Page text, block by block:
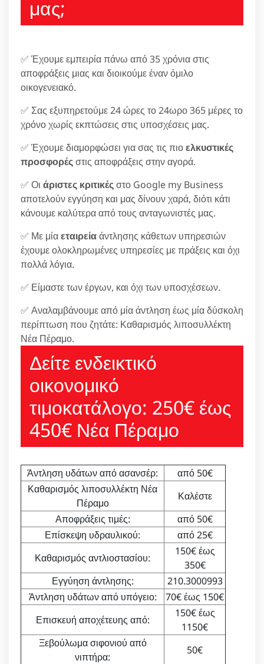
μας;
✅ Έχουμε εμπειρία πάνω από 35 χρόνια στις
αποφράξεις μιας και διοικούμε έναν όμιλο
οικογενειακό.
✅ Σας εξυπηρετούμε 24 ώρες το 24ωρο 365 μέρες το
χρόνο χωρίς εκπτώσεις στις υποσχέσεις μας.
✅ Έχουμε διαμορφώσει για σας τις πιοελκυστικές
προσφορέςστις αποφράξεις στην αγορά.
✅ Οι άριστες κριτικέςστο Google my Business
αποτελούν εγγύηση και μας δίνουν χαρά, διότι κάτι
κάνουμε καλύτερα από τους ανταγωνιστές μας.
✅ Με μίαεταιρείαάντλησης κάθετων υπηρεσιών
έχουμε ολοκληρωμένες υπηρεσίες με πράξεις και όχι
πολλά λόγια.
✅ Είμαστε των έργων, και όχι των υποσχέσεων.
✅ Αναλαμβάνουμε από μία άντληση έως μία δύσκολη
περίπτωση που ζητάτε: Καθαρισμός λιποσυλλέκτη
Νέα Πέραμο.
Δείτε ενδεικτικό
οικονομικό
τιμοκατάλογο: 250€ έως
450€ Νέα Πέραμο
Άντληση υδάτων από ασανσέρ:
από 50€
Καθαρισμός λιποσυλλέκτη Νέα
Πέραμο
Καλέστε
Αποφράξεις τιμές:
από 50€
Επίσκεψη υδραυλικού:
από 25€
Καθαρισμός αντλιοστασίου:
150€ έως
350€
Εγγύηση άντλησης:
210.3000993
Άντληση υδάτων από υπόγειο:
70€ έως 150€
Επισκευή αποχέτευης από:
150€ έως
1150€
Ξεβούλωμα σιφονιού από
νιπτήρα:
50€